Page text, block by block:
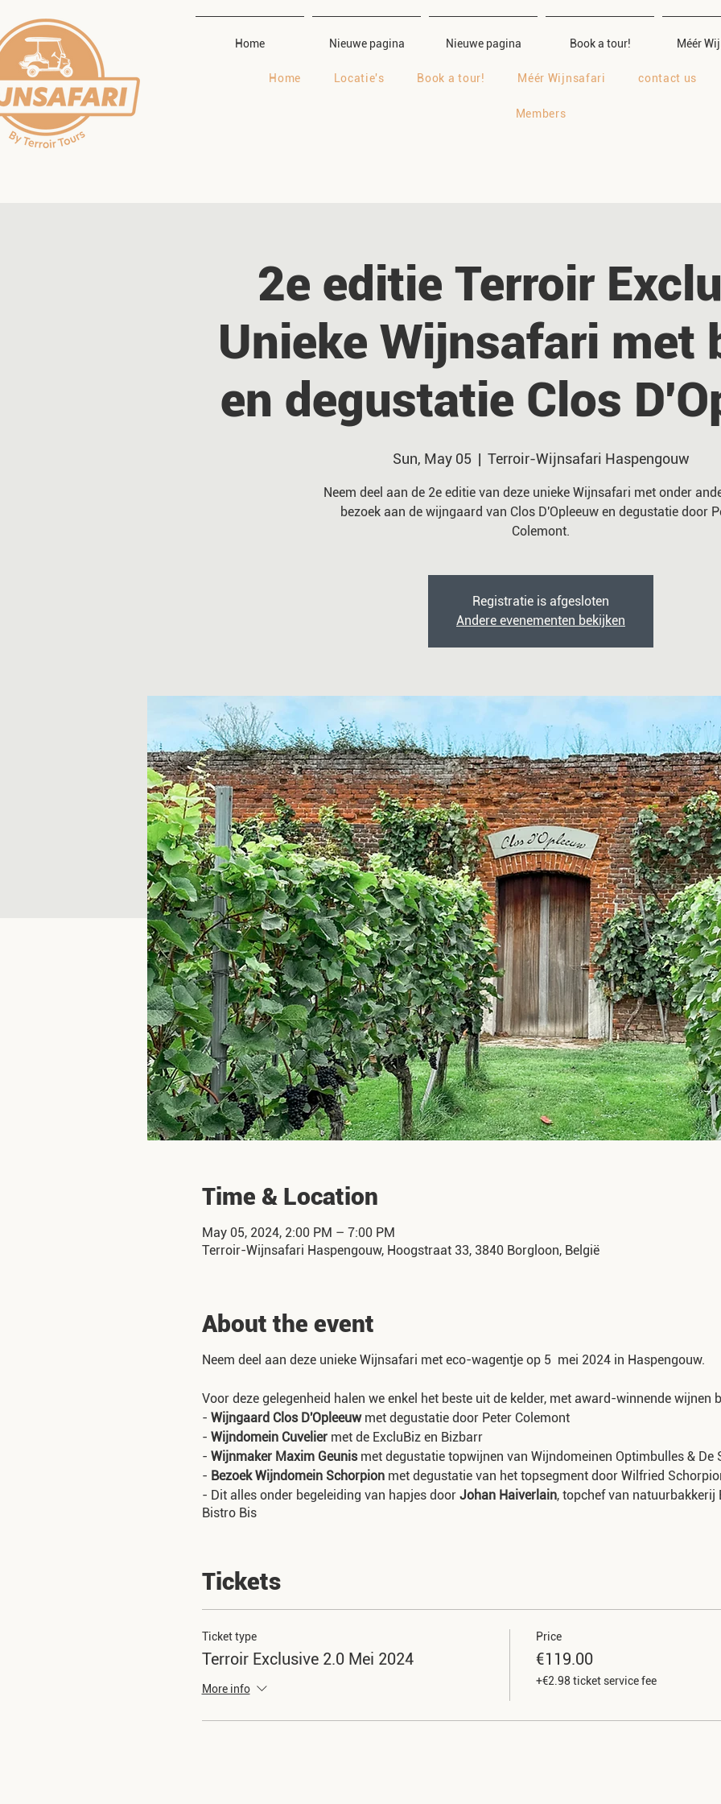
Home Nieuwe pagina Nieuwe pagina Book a tour! Méér
Home Locatie's Book a tour! Méér Wijnsafari contact us
Members
2e editie Terroir
Unieke Wijnsafari met
en degustatie Clos
Sun, May 05
  |
Terroir-Wijnsafari Haspengouw
Neem deel aan de 2e editie van deze unieke Wijnsafari met onder
bezoek aan de wijngaard van Clos D'Opleeuw en degustatie door
Colemont.
Registratie is afgesloten
Andere evenementen bekijken
Time & Location
May 05, 2024, 2:00 PM – 7:00 PM
Terroir-Wijnsafari Haspengouw, Hoogstraat 33, 3840 Borgloon, België
About the event
Neem deel aan deze unieke Wijnsafari met eco-wagentje op 5 mei 2024 in Haspengouw.
Voor deze gelegenheid halen we enkel het beste uit de kelder, met award-winnende wijnen
- Wijngaard Clos D'Opleeuwmet degustatie door Peter Colemont
- Wijndomein Cuveliermet de ExcluBiz en Bizbarr
- Wijnmaker Maxim Geunismet degustatie topwijnen van Wijndomeinen Optimbulles & De
- Bezoek Wijndomein Schorpionmet degustatie van het topsegment door Wilfried
- Dit alles onder begeleiding van hapjes door Johan Haiverlain, topchef van
Bistro Bis
Start & einde
tegenover de hoeve.
Route : Het traject is ongeveer 15km, wat gelijkstaat aan ongeveer 45min rijden in
Regenweer
: Behalve de wijngaard van Clos D'Opleeuw zijn de stops en wagentjes
Gezelschap & vervoer: De wagentjes zijn per 6 personen, dus tot 6 personen zit je
Tickets
Ticket type
Terroir Exclusive 2.0 Mei 2024
More info
Price
€119.00
+€2.98 ticket service fee